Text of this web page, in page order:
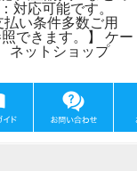
対応可能です。
い条件多数ご用
できます。】 ケー
ネットショップ